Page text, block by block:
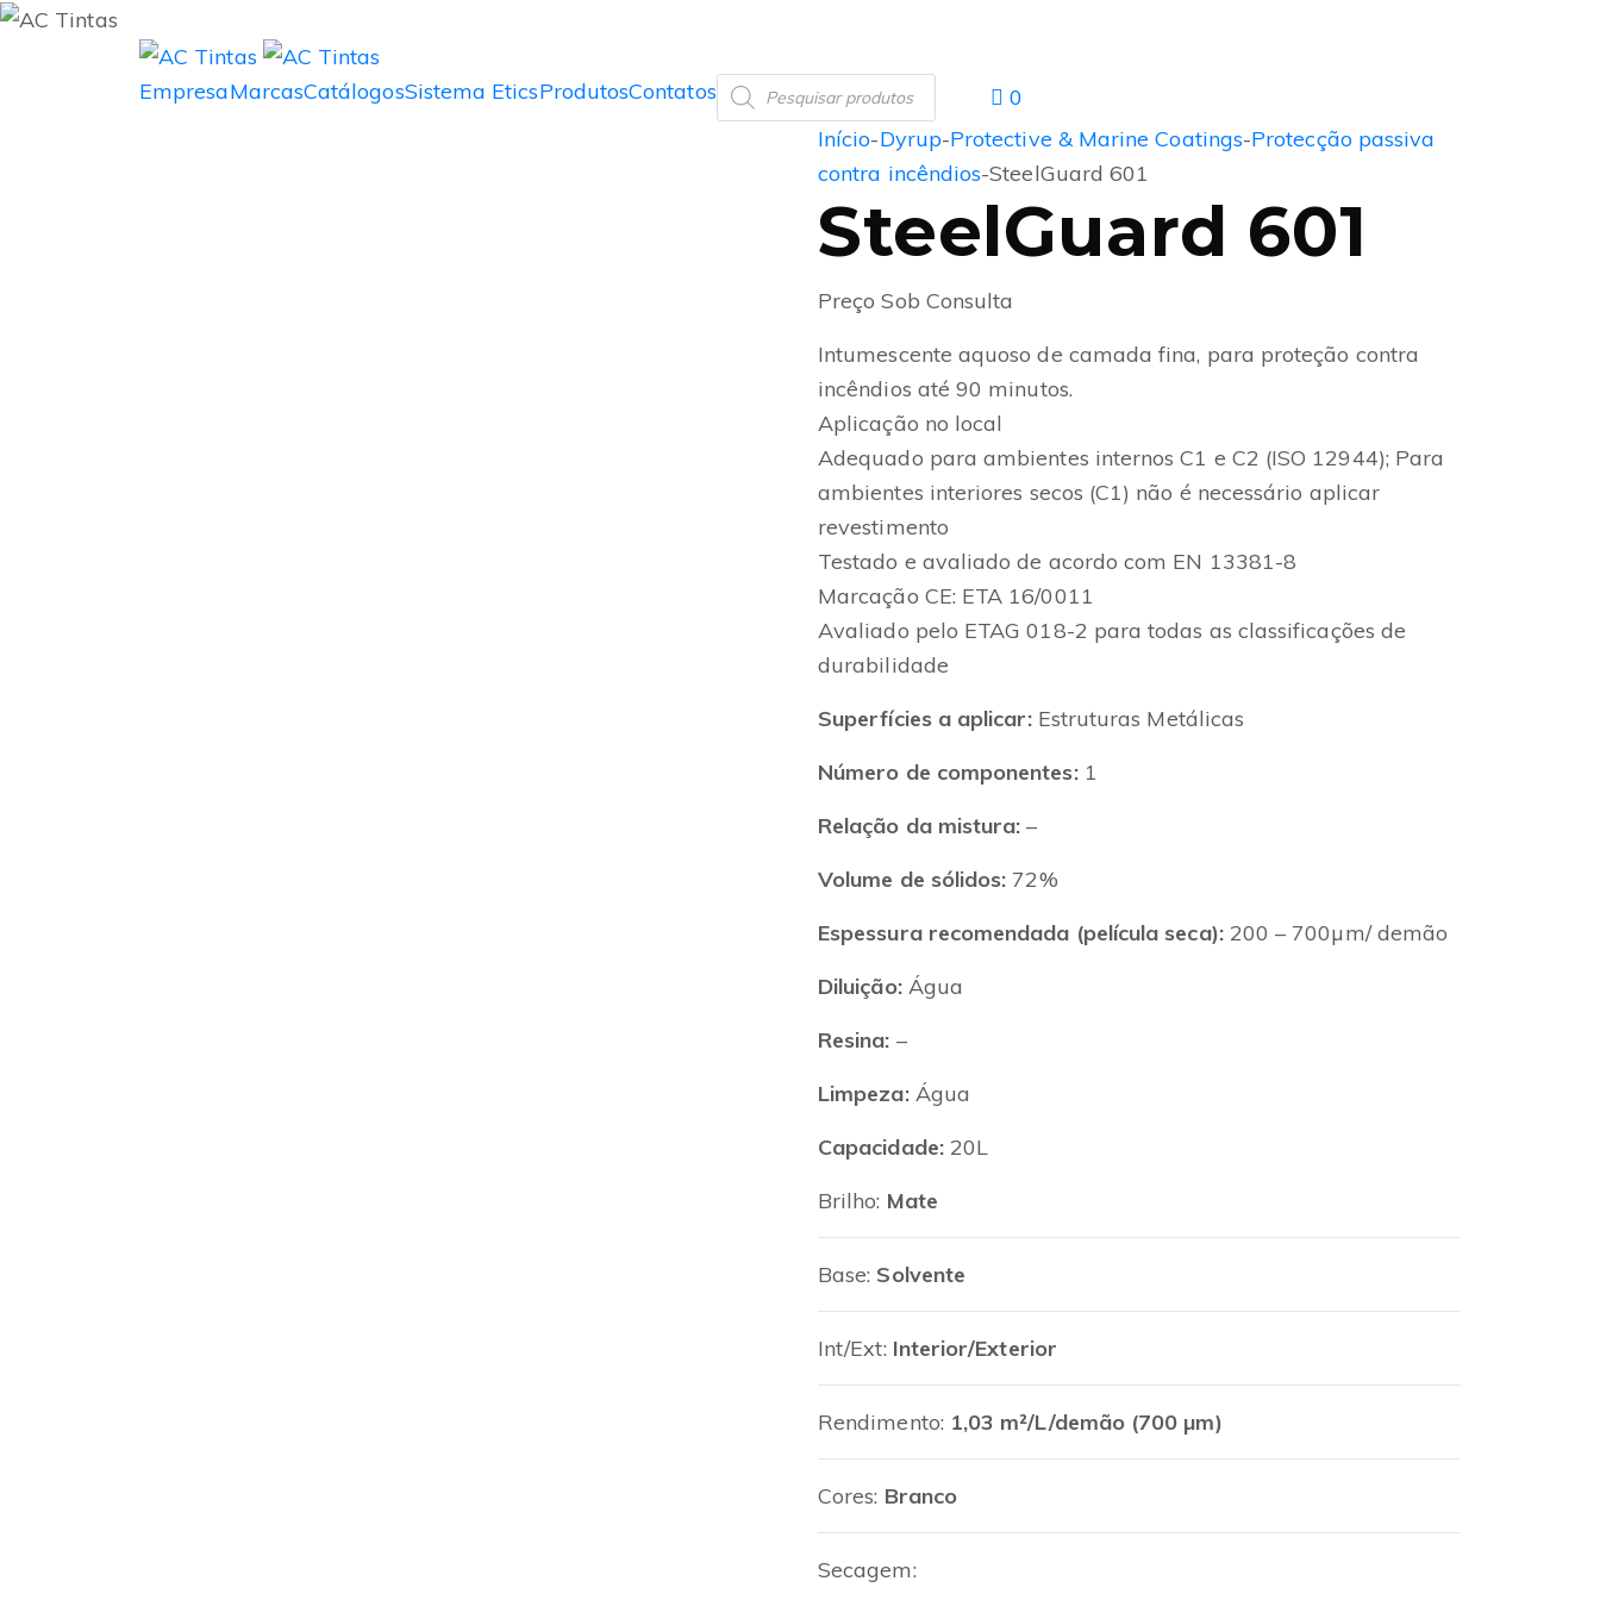
EmpresaMarcasCatálogosSistema EticsProdutosContatos
0
Início-Dyrup-Protective & Marine Coatings-Protecção passiva
contra incêndios-SteelGuard 601
SteelGuard 601
Preço Sob Consulta
Intumescente aquoso de camada fina, para proteção contra
incêndios até 90 minutos.
Aplicação no local
Adequado para ambientes internos C1 e C2 (ISO 12944); Para
ambientes interiores secos (C1) não é necessário aplicar
revestimento
Testado e avaliado de acordo com EN 13381-8
Marcação CE: ETA 16/0011
Avaliado pelo ETAG 018-2 para todas as classificações de
durabilidade
Superfícies a aplicar:Estruturas Metálicas
Número de componentes:1
Relação da mistura: –
Volume de sólidos: 72%
Espessura recomendada (película seca):200 – 700µm/ demão
Diluição:Água
Resina: –
Limpeza: Água
Capacidade:20L
Brilho: Mate
Base: Solvente
Int/Ext: Interior/Exterior
Rendimento: 1,03 m²/L/demão (700 µm)
Cores: Branco
Secagem: